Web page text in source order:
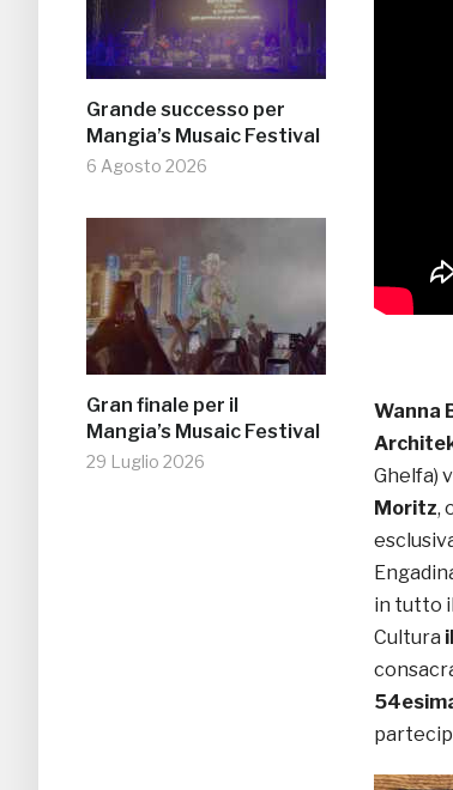
Grande successo per
Mangia’s Musaic Festival
6 Agosto 2026
Gran finale per il
Mangia’s Musaic Festival
29 Luglio 2026
Wanna
Ghelfa)
Moritz,
in tutto
Cultura